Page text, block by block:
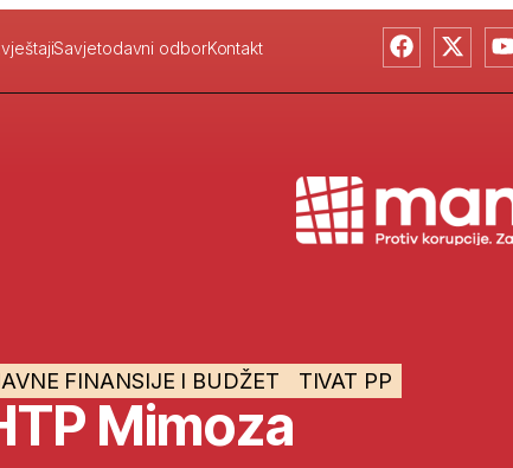
Savjetodavni odborKontakt
FINANSIJE I BUDŽET TIVAT PP
Mimoza